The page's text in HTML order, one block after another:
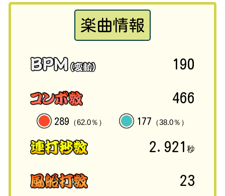
楽曲情報
190
466
289 （62.0％） 177 （38.0％）
2.921 秒
23